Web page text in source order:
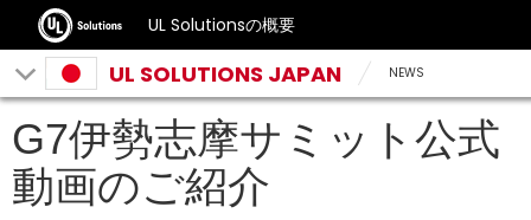
UL Solutionsの概要
UL SOLUTIONS JAPAN NEWS
G7伊勢志摩サミット公式
動画のご紹介